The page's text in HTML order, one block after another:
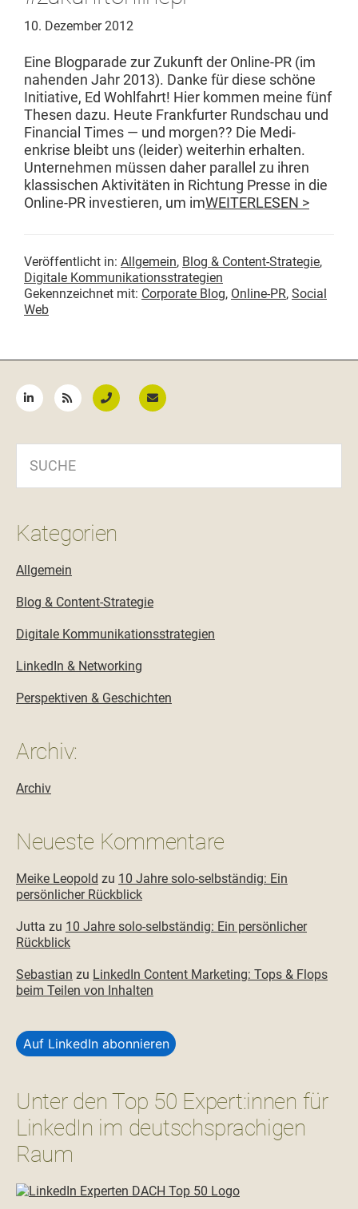
10. Dezember 2012
Eine Blog­pa­rade zur Zukun­ft der Online-PR (im
nahen­den Jahr 2013). Danke für diese schöne
Ini­tia­tive, Ed Wohlfahrt! Hier kom­men meine fünf
The­sen dazu. Heute Frank­furter Rund­schau und
Finan­cial Times — und mor­gen?? Die Medi­
enkrise bleibt uns (lei­der) weit­er­hin erhal­ten.
Unternehmen müssen daher par­al­lel zu ihren
klas­sis­chen Aktiv­itäten in Rich­tung Presse in die
Online-PR investieren, um imWEITERLESEN >
Veröffentlicht in: Allgemein, Blog & Content-Strategie,
Digitale Kommunikationsstrategien
Gekennzeichnet mit: Corporate Blog, Online-PR, Social
Web
Kategorien
Allgemein
Blog & Content-Strategie
Digitale Kommunikationsstrategien
LinkedIn & Networking
Perspektiven & Geschichten
Archiv:
Archiv
Neueste Kommentare
Meike Leopold zu 10 Jahre solo-selbständig: Ein
persönlicher Rückblick
Jutta zu 10 Jahre solo-selbständig: Ein persönlicher
Rückblick
Sebastian zu LinkedIn Content Marketing: Tops & Flops
beim Teilen von Inhalten
Auf LinkedIn abonnieren
Unter den Top 50 Expert:innen für
LinkedIn im deutschsprachigen
Raum